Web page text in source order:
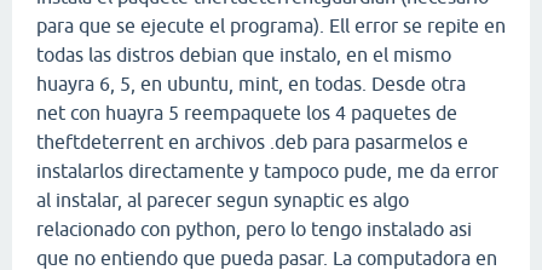
para que se ejecute el programa). Ell error se repite en
todas las distros debian que instalo, en el mismo
huayra 6, 5, en ubuntu, mint, en todas. Desde otra
net con huayra 5 reempaquete los 4 paquetes de
theftdeterrent en archivos .deb para pasarmelos e
instalarlos directamente y tampoco pude, me da error
al instalar, al parecer segun synaptic es algo
relacionado con python, pero lo tengo instalado asi
que no entiendo que pueda pasar. La computadora en